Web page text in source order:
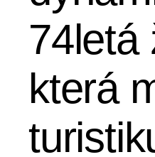
74letá
která